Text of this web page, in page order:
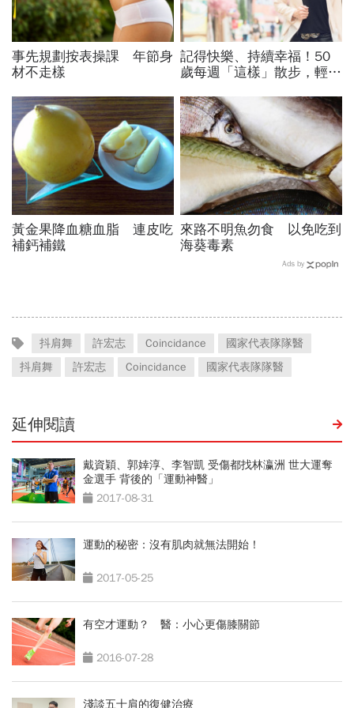
事先規劃按表操課 年節身
材不走樣
記得快樂、持續幸福！50
歲每週「這樣」散步，輕鬆
黃金果降血糖血脂 連皮吃
補鈣補鐵
來路不明魚勿食 以免吃到
海葵毒素
Ads by
抖肩舞 許宏志 Coincidance
國家代表隊隊醫
抖肩舞
許宏志 Coincidance 國家代表隊隊醫
延伸閱讀
戴資穎、郭婞淳、李智凱 受傷都找林瀛洲 世大運奪
金選手 背後的「運動神醫」
2017-08-31
運動的秘密：沒有肌肉就無法開始！
2017-05-25
有空才運動？ 醫：小心更傷膝關節
2016-07-28
淺談五十肩的復健治療